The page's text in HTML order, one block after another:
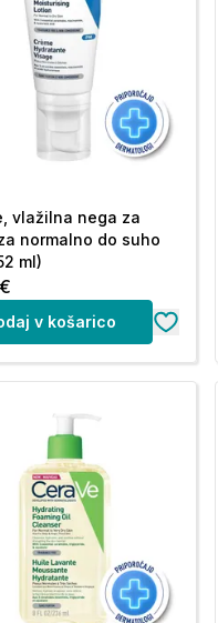
vlažilna nega za
normalno do suho
ml)
v košarico